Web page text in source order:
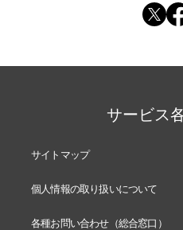
サービス
サイトマップ
個人情報の取り扱いについて
各種お問い合わせ（総合窓口）